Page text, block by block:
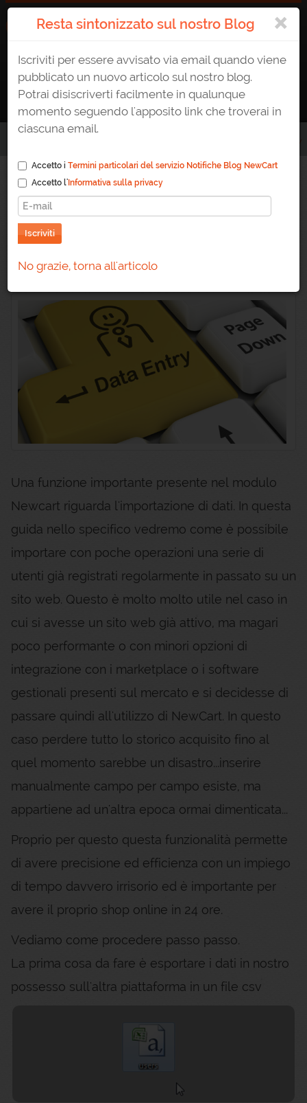
ATTIVA UN E-SHOP 0823 1765307 AREA CLIENTE
Come importare degli utenti in NewCart avendo un file csv
Come importare degli
utenti in NewCart
avendo un file csv
Una funzione importante presente nel modulo
Newcart riguarda l'importazione di dati. In questa
guida nello specifico vedremo come è possibile
importare con poche operazioni una serie di
utenti già registrati regolarmente in passato su un
sito web. Questo è molto molto utile nel caso in
cui si avesse un sito web già attivo, ma magari
poco performante o con minori opzioni di
integrazione con i marketplace o i software
gestionali presenti sul mercato e si decidesse di
passare quindi all'utilizzo di NewCart. In questo
caso perdere tutto lo storico acquisito fino al
quel momento sarebbe un disastro...inserire
manualmente campo per campo esiste, ma
appartiene ad un'altra epoca ormai dimenticata...
Proprio per questo questa funzionalità permette
di avere precisione ed efficienza con un impiego
di tempo davvero irrisorio ed è importante per
avere il proprio shop online in 24 ore.
Vediamo come procedere passo passo.
La prima cosa da fare è esportare i dati in nostro
possesso sull'altra piattaforma in un file csv
×
Resta sintonizzato sul nostro Blog
Iscriviti per essere avvisato via email quando viene
pubblicato un nuovo articolo sul nostro blog.
Potrai disiscriverti facilmente in qualunque
momento seguendo l'apposito link che troverai in
ciascuna email.
Accetto i Termini particolari del servizio Notifiche Blog NewCart
Accetto l' Informativa sulla privacy
Iscriviti
No grazie, torna all'articolo